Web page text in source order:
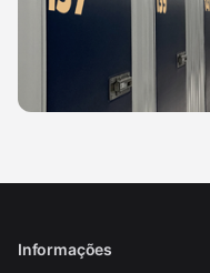
Informações